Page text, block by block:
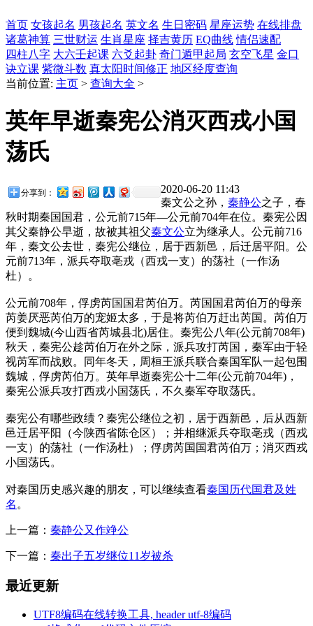
首页 女孩起名 男孩起名 英文名 生日密码 星座运势 在线排盘
诸葛神算 三世财运 生肖星座 择吉黄历 EQ曲线 情侣速配
四柱八字 大六壬起课 六爻起卦 奇门遁甲起局 玄空飞星 金口
诀立课 紫微斗数 真太阳时间修正 地区经度查询
当前位置: 主页 > 查询大全 >
英年早逝秦宪公消灭西戎小国
荡氏
分享到：
2020-06-20 11:43
秦文公之孙， 秦静公之子，春
秋时期秦国国君，公元前715年—公元前704年在位。秦宪公因
其父秦静公早逝，故被其祖父秦文公立为继承人。公元前716
年，秦文公去世，秦宪公继位，居于西新邑，后迁居平阳。公
元前713年，派兵夺取亳戎（西戎一支）的荡社（一作汤
杜）。
公元前708年，俘虏芮国国君芮伯万。芮国国君芮伯万的母亲
芮姜厌恶芮伯万的宠姬太多，于是将芮伯万赶出芮国。芮伯万
便到魏城(今山西省芮城县北)居住。秦宪公八年(公元前708年)
秋天，秦宪公趁芮伯万在外之际，派兵攻打芮国，秦军由于轻
视芮军而战败。同年冬天，周桓王派兵联合秦国军队一起包围
魏城，俘虏芮伯万。英年早逝秦宪公十二年(公元前704年)，
秦宪公派兵攻打西戎小国荡氏，不久秦军夺取荡氏。
秦宪公有哪些政绩？秦宪公继位之初，居于西新邑，后从西新
邑迁居平阳（今陕西省陈仓区）；并相继派兵夺取亳戎（西戎
一支）的荡社（一作汤杜）；俘虏芮国国君芮伯万；消灭西戎
小国荡氏。
对秦国历史感兴趣的朋友，可以继续查看秦国历代国君及姓
名 。
上一篇： 秦静公又作竫公
下一篇： 秦出子五岁继位11岁被杀
最近更新
UTF8编码在线转换工具, header utf-8编码